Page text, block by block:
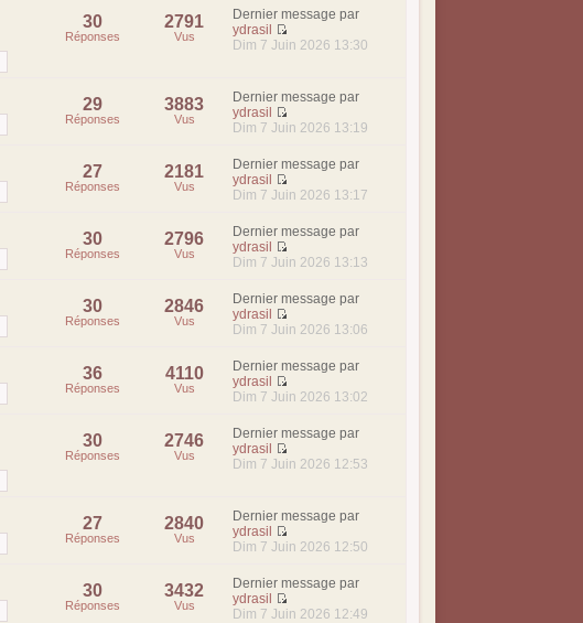
30
Réponses
2791
Vus
Dernier message par
ydrasil
Dim 7 Juin 2026 13:30
29
Réponses
3883
Vus
Dernier message par
ydrasil
Dim 7 Juin 2026 13:19
27
Réponses
2181
Vus
Dernier message par
ydrasil
Dim 7 Juin 2026 13:17
30
Réponses
2796
Vus
Dernier message par
ydrasil
Dim 7 Juin 2026 13:13
30
Réponses
2846
Vus
Dernier message par
ydrasil
Dim 7 Juin 2026 13:06
36
Réponses
4110
Vus
Dernier message par
ydrasil
Dim 7 Juin 2026 13:02
30
Réponses
2746
Vus
Dernier message par
ydrasil
Dim 7 Juin 2026 12:53
27
Réponses
2840
Vus
Dernier message par
ydrasil
Dim 7 Juin 2026 12:50
30
Réponses
3432
Vus
Dernier message par
ydrasil
Dim 7 Juin 2026 12:49